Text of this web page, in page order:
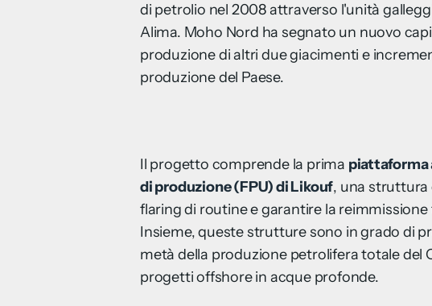
di petrolio nel 2008 attraverso l'unità
Alima. Moho Nord ha segnato un nuovo
produzione di altri due giacimenti e
produzione del Paese.
Il progetto comprende la prima piattaforma
di produzione (FPU) di Likouf, una struttura
flaring di routine e garantire la
Insieme, queste strutture sono in grado di
metà della produzione petrolifera totale del
progetti offshore in acque profonde.